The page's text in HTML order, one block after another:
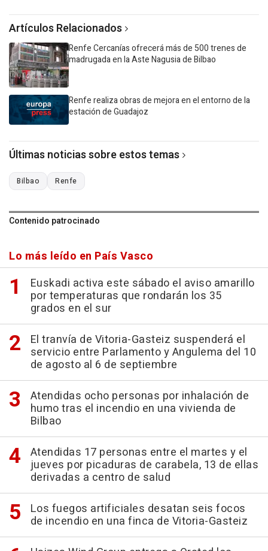
Artículos Relacionados
Renfe Cercanías ofrecerá más de 500 trenes de
madrugada en la Aste Nagusia de Bilbao
Renfe realiza obras de mejora en el entorno de la
estación de Guadajoz
Últimas noticias sobre estos temas
Bilbao Renfe
Contenido patrocinado
Lo más leído en País Vasco
Euskadi activa este sábado el aviso amarillo
por temperaturas que rondarán los 35
grados en el sur
El tranvía de Vitoria-Gasteiz suspenderá el
servicio entre Parlamento y Angulema del 10
de agosto al 6 de septiembre
Atendidas ocho personas por inhalación de
humo tras el incendio en una vivienda de
Bilbao
Atendidas 17 personas entre el martes y el
jueves por picaduras de carabela, 13 de ellas
derivadas a centro de salud
Los fuegos artificiales desatan seis focos
de incendio en una finca de Vitoria-Gasteiz